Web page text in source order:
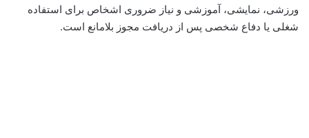
ورزشی، نمایشی، آموزشی و نیاز ضروری اشخاص برای استفاده
شغلی یا دفاع شخصی پس از دریافت مجوز بلامانع است.